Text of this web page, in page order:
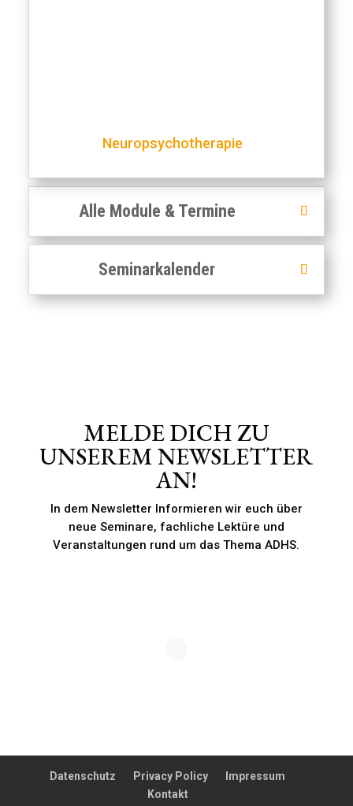
Neuropsychotherapie
Alle Module & Termine
Seminarkalender
MELDE DICH ZU
UNSEREM NEWSLETTER
AN!
In dem Newsletter Informieren wir euch über
neue Seminare, fachliche Lektüre und
Veranstaltungen rund um das Thema ADHS.
Datenschutz Privacy Policy
Impressum
Kontakt